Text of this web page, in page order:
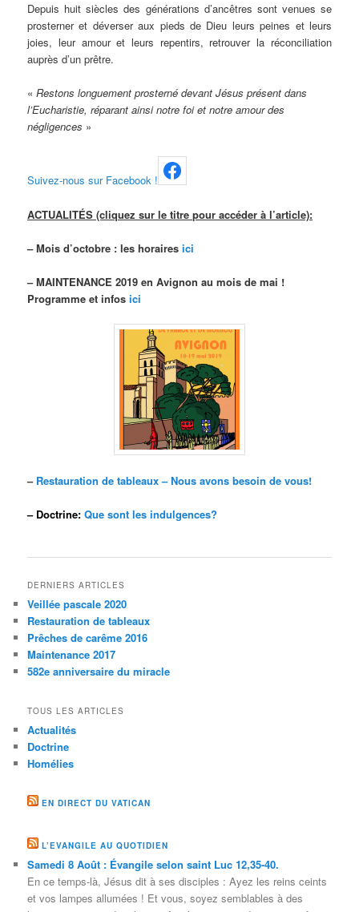
Depuis huit siècles des générations d’ancêtres sont venues se
prosterner et déverser aux pieds de Dieu leurs peines et leurs
joies, leur amour et leurs repentirs, retrouver la réconciliation
auprès d’un prêtre.
«Restons longuement prosterné devant Jésus présent dans
l’Eucharistie, réparant ainsi notre foi et notre amour des
négligences »
Suivez-nous sur Facebook !
ACTUALITÉS (cliquez sur le titre pour accéder à l’article):
– Mois d’octobre : les horairesici
– MAINTENANCE 2019 en Avignon au mois de mai !
Programme et infosici
– Restauration de tableaux – Nous avons besoin de vous!
– Doctrine:Que sont les indulgences?
DERNIERS ARTICLES
Veillée pascale 2020
Restauration de tableaux
Prêches de carême 2016
Maintenance 2017
582e anniversaire du miracle
TOUS LES ARTICLES
Actualités
Doctrine
Homélies
EN DIRECT DU VATICAN
L’EVANGILE AU QUOTIDIEN
Samedi 8 Août : Évangile selon saint Luc 12,35-40.
En ce temps-là, Jésus dit à ses disciples : Ayez les reins ceints
et vos lampes allumées ! Et vous, soyez semblables à des